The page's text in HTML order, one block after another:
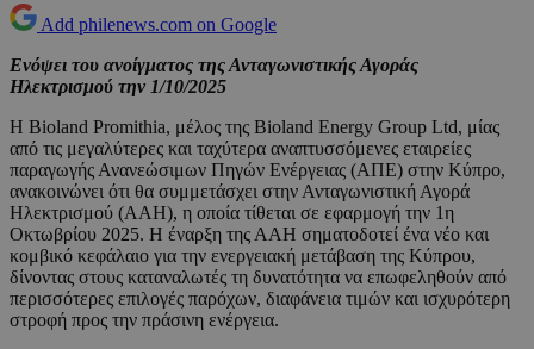
Add philenews.com on Google
Ενόψει του ανοίγματος της Ανταγωνιστικής Αγοράς
Ηλεκτρισμού την 1/10/2025
Η Bioland Promithia, μέλος της Bioland Energy Group Ltd, μίας
από τις μεγαλύτερες και ταχύτερα αναπτυσσόμενες εταιρείες
παραγωγής Ανανεώσιμων Πηγών Ενέργειας (ΑΠΕ) στην Κύπρο,
ανακοινώνει ότι θα συμμετάσχει στην Ανταγωνιστική Αγορά
Ηλεκτρισμού (ΑΑΗ), η οποία τίθεται σε εφαρμογή την 1η
Οκτωβρίου 2025. Η έναρξη της ΑΑΗ σηματοδοτεί ένα νέο και
κομβικό κεφάλαιο για την ενεργειακή μετάβαση της Κύπρου,
δίνοντας στους καταναλωτές τη δυνατότητα να επωφεληθούν από
περισσότερες επιλογές παρόχων, διαφάνεια τιμών και ισχυρότερη
στροφή προς την πράσινη ενέργεια.